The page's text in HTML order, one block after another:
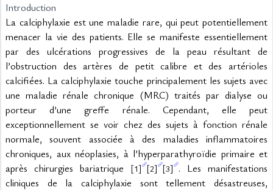
Introduction
La calciphylaxie est une maladie rare, qui peut potentiellement
menacer la vie des patients. Elle se manifeste essentiellement
par des ulcérations progressives de la peau résultant de
l’obstruction des artères de petit calibre et des artérioles
calcifiées. La calciphylaxie touche principalement les sujets avec
une maladie rénale chronique (MRC) traités par dialyse ou
porteur d’une greffe rénale. Cependant, elle peut
exceptionnellement se voir chez des sujets à fonction rénale
normale, souvent associée à des maladies inflammatoires
chroniques, aux néoplasies, à l’hyperparathyroïdie primaire et
après chirurgies bariatrique [1] [2] [3] . Les manifestations
cliniques de la calciphylaxie sont tellement désastreuses,